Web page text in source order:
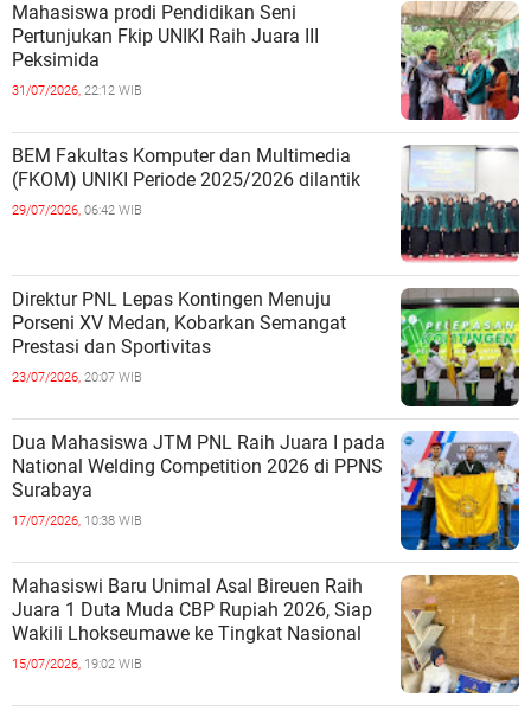
Mahasiswa prodi Pendidikan Seni
Pertunjukan Fkip UNIKI Raih Juara III
Peksimida
31/07/2026, 22:12 WIB
BEM Fakultas Komputer dan Multimedia
(FKOM) UNIKI Periode 2025/2026 dilantik
29/07/2026, 06:42 WIB
Direktur PNL Lepas Kontingen Menuju
Porseni XV Medan, Kobarkan Semangat
Prestasi dan Sportivitas
23/07/2026, 20:07 WIB
Dua Mahasiswa JTM PNL Raih Juara I pada
National Welding Competition 2026 di PPNS
Surabaya
17/07/2026, 10:38 WIB
Mahasiswi Baru Unimal Asal Bireuen Raih
Juara 1 Duta Muda CBP Rupiah 2026, Siap
Wakili Lhokseumawe ke Tingkat Nasional
15/07/2026, 19:02 WIB